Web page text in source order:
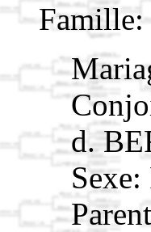
Famille:
d.
Sexe: